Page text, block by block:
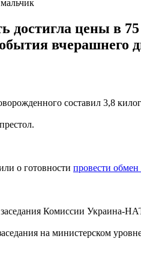
цены в 75
вчерашнего
составил 3,8
о готовности провести
Комиссии Украина-
на министерском